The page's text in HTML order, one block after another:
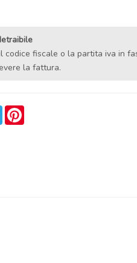
codice fiscale o la partita iva in
la fattura.
Telegram